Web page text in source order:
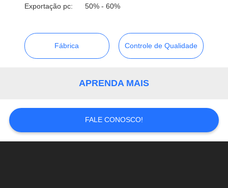
PEÇA
UMAS
Exportação pc: 50% - 60%
Fábrica Controle de Qualidade
APRENDA MAIS
FALE CONOSCO!